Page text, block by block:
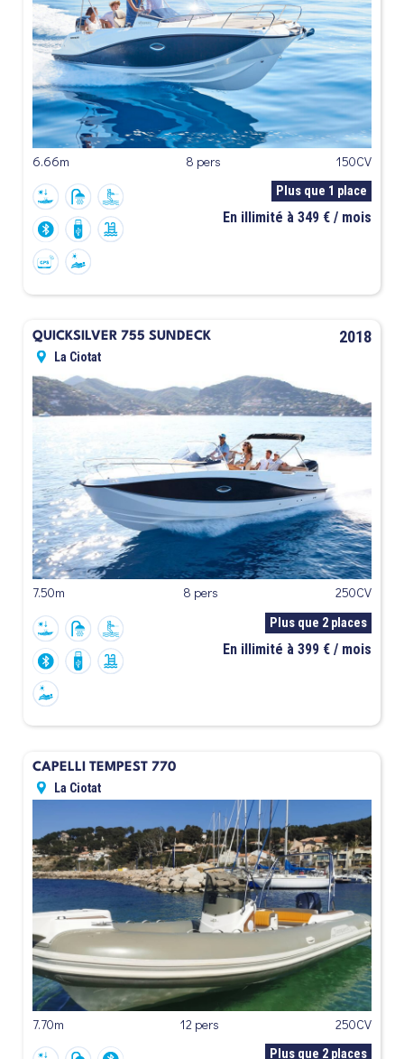
6.66m 8 pers 150CV
Plus que 1 place
En illimité à 349 € / mois
QUICKSILVER 755 SUNDECK 2018
La Ciotat
7.50m 8 pers 250CV
Plus que 2 places
En illimité à 399 € / mois
CAPELLI TEMPEST 770
La Ciotat
7.70m 12 pers 250CV
Plus que 2 places